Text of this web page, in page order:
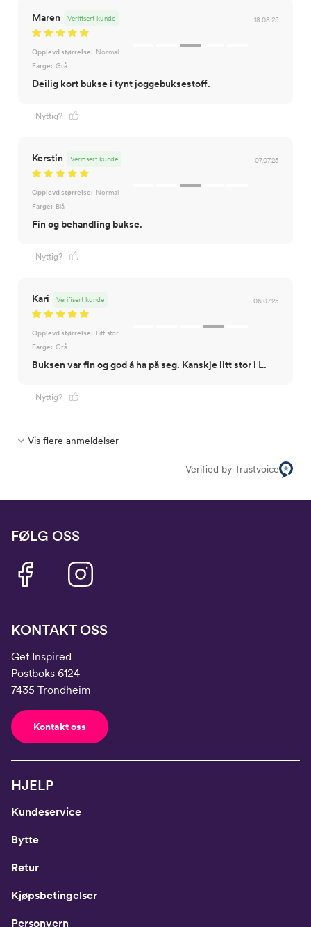
Maren 18.08.25
Verifisert kunde
Opplevd størrelse: Normal
Farge: Grå
Deilig kort bukse i tynt joggebuksestoff.
Nyttig?
Kerstin 07.07.25
Verifisert kunde
Opplevd størrelse: Normal
Farge: Blå
Fin og behandling bukse.
Nyttig?
Kari 06.07.25
Verifisert kunde
Opplevd størrelse: Litt stor
Farge: Grå
Buksen var fin og god å ha på seg. Kanskje litt stor i L.
Nyttig?
Vis flere anmeldelser
Verified by Trustvoice
FØLG OSS
KONTAKT OSS
Get Inspired
Postboks 6124
7435 Trondheim
Kontakt oss
HJELP
Kundeservice
Bytte
Retur
Kjøpsbetingelser
Personvern